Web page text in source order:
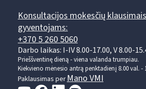
Konsultacijos mokesčių
gyventojams:
+370 5 260 5060
Darbo laikas: I-IV 8.00-17.00, V 8.00-
Prieššventinę dieną - viena valanda trumpiau.
Kiekvieno mėnesio antrą penktadienį 8.00 val. -
Paklausimas perMano VMI